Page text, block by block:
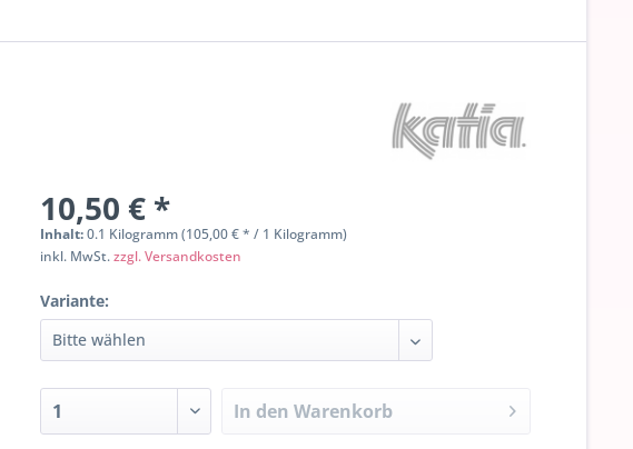
10,50 € *
Inhalt:0.1 Kilogramm (105,00 € * / 1 Kilogramm)
inkl. MwSt.zzgl. Versandkosten
Variante:
In den Warenkorb